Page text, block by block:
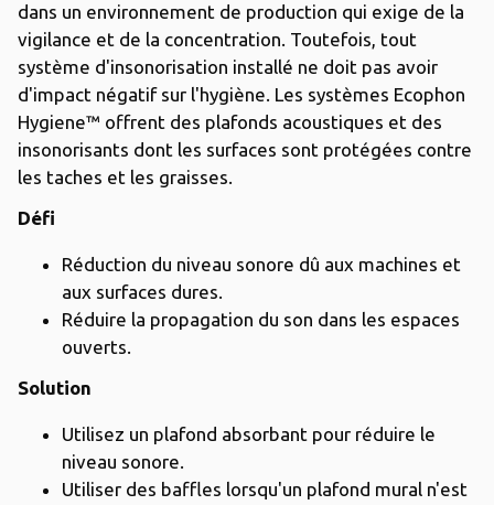
dans un environnement de production qui exige de la
vigilance et de la concentration. Toutefois, tout
système d'insonorisation installé ne doit pas avoir
d'impact négatif sur l'hygiène. Les systèmes Ecophon
Hygiene™ offrent des plafonds acoustiques et des
insonorisants dont les surfaces sont protégées contre
les taches et les graisses.
Défi
Réduction du niveau sonore dû aux machines et
aux surfaces dures.
Réduire la propagation du son dans les espaces
ouverts.
Solution
Utilisez un plafond absorbant pour réduire le
niveau sonore.
Utiliser des baffles lorsqu'un plafond mural n'est